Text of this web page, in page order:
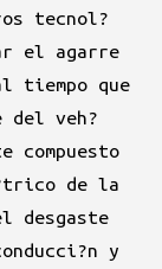
tecnol?
el agarre
tiempo que
del veh?
compuesto
de la
desgaste
y